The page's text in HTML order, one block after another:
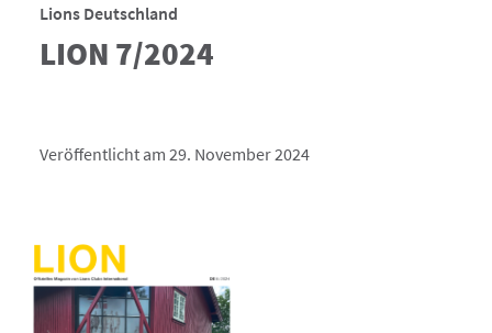
Lions Deutschland
LION 7/2024
Veröffentlicht am 29. November 2024